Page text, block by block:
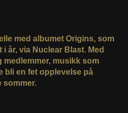
med albumet Origins, som
i år, via Nuclear Blast. Med
musikk som
bli en fet opplevelse på
sommer.